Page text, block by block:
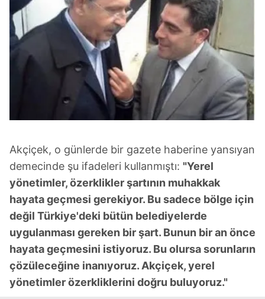
kılınması ve kişiselleştirilmesi ve sizlere yönelik
reklam/pazarlama faaliyetlerinin yapılması, amaçlarıyla
sınırlı olarak açık rızanız dahilinde kullanılacaktır.
Çerezlere ilişkin tercihlerinizi aşağıda yer alan panel
vasıtasıyla belirleyebilirsiniz. Çerezlere ilişkin detaylı bilgi
için Ayarlar butonuna tıklayabilir,
Çerez Bilgilendirme
ziyaret edebilirsiniz.
hazırlanmış Aydınlatma Metnimizi okumak ve sitemizde
ilgili mevzuata uygun olarak kullanılan çerezlerle ilgili bilgi
almak için lütfentıklayınız .
Akçiçek, o günlerde bir gazete haberine yansıyan
demecinde şu ifadeleri kullanmıştı: "Yerel
yönetimler, özerklikler şartının muhakkak
hayata geçmesi gerekiyor. Bu sadece bölge için
değil Türkiye'deki bütün belediyelerde
uygulanması gereken bir şart. Bunun bir an önce
hayata geçmesini istiyoruz. Bu olursa sorunların
çözüleceğine inanıyoruz. Akçiçek, yerel
yönetimler özerkliklerini doğru buluyoruz."